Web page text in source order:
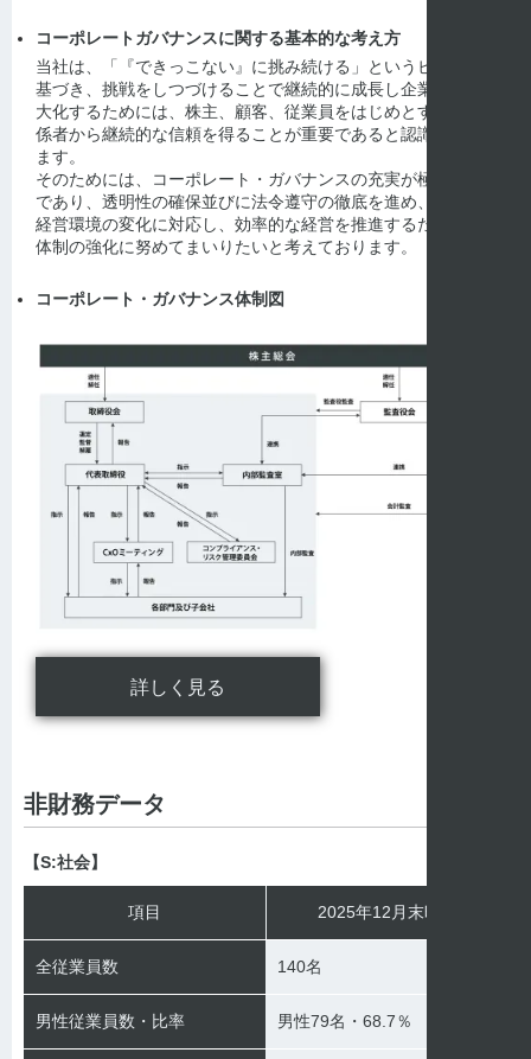
コーポレートガバナンスに関する基本的な考え方
当社は、「『できっこない』に挑み続ける」というビジョンに
基づき、挑戦をしつづけることで継続的に成長し企業価値を最
大化するためには、株主、顧客、従業員をはじめとする利害関
係者から継続的な信頼を得ることが重要であると認識しており
ます。
そのためには、コーポレート・ガバナンスの充実が極めて重要
であり、透明性の確保並びに法令遵守の徹底を進め、同時に、
経営環境の変化に対応し、効率的な経営を推進するための組織
体制の強化に努めてまいりたいと考えております。
コーポレート・ガバナンス体制図
詳しく見る
非財務データ
【S:社会】
項目 2025年12月末時点
全従業員数 140名
男性従業員数・比率 男性79名・68.7％